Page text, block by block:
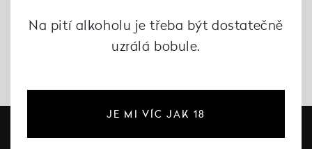
Na pití alkoholu je třeba být dostatečně
uzrálá bobule.
JE MI VÍC JAK 18